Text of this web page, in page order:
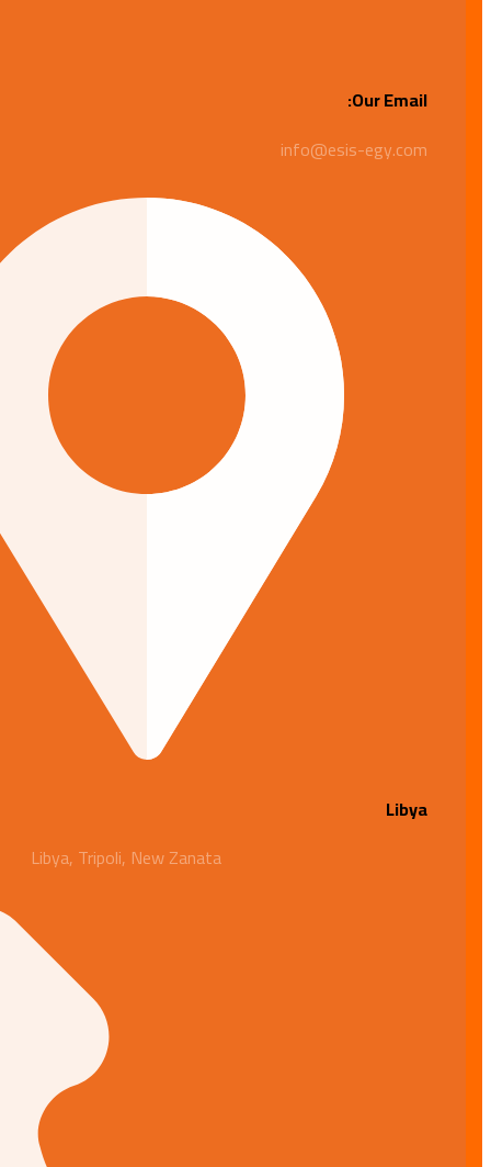
Our Email:
info@esis-egy.com
Libya
Libya, Tripoli, New Zanata